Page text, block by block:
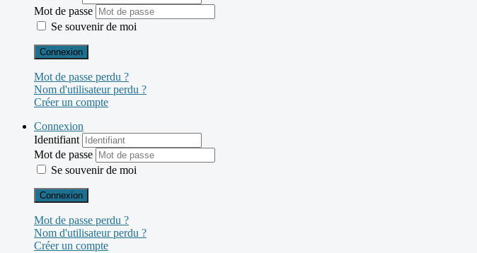
Mot de passe
Se souvenir de moi
Connexion
Mot de passe perdu ?
Nom d'utilisateur perdu ?
Créer un compte
Connexion
Identifiant
Mot de passe
Se souvenir de moi
Connexion
Mot de passe perdu ?
Nom d'utilisateur perdu ?
Créer un compte